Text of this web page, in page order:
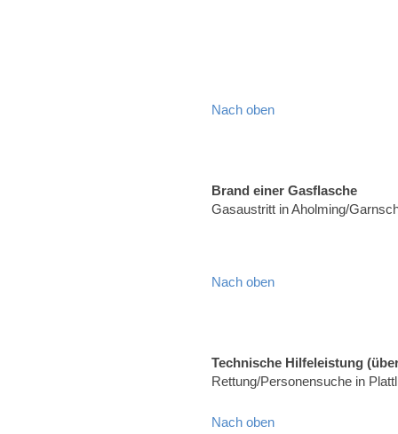
Nach oben
Brand einer Gasflasche
Gasaustritt in Aholming/
Nach oben
Technische Hilfeleistung
Rettung/Personensuche in
Nach oben